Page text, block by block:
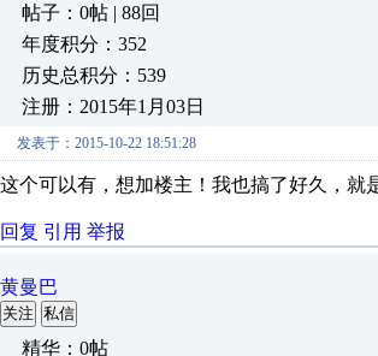
帖子：0帖 | 88回
年度积分：352
历史总积分：539
注册：2015年1月03日
发表于：2015-10-22 18:51:28
这个可以有，想加楼主！我也搞了好久，就
回复 引用 举报
黄曼巴
关注 私信
精华：0帖